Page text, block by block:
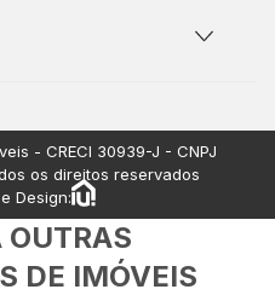
- CRECI 30939-J - CNPJ
os direitos reservados
Design:
OUTRAS
DE IMÓVEIS